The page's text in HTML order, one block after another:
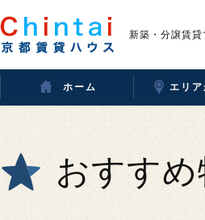
新築・分譲賃
ホーム エリア
おすすめ